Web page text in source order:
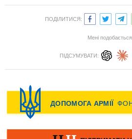
ПОДІЛИТИСЯ:
Мені подобається
ПІДСУМУВАТИ: